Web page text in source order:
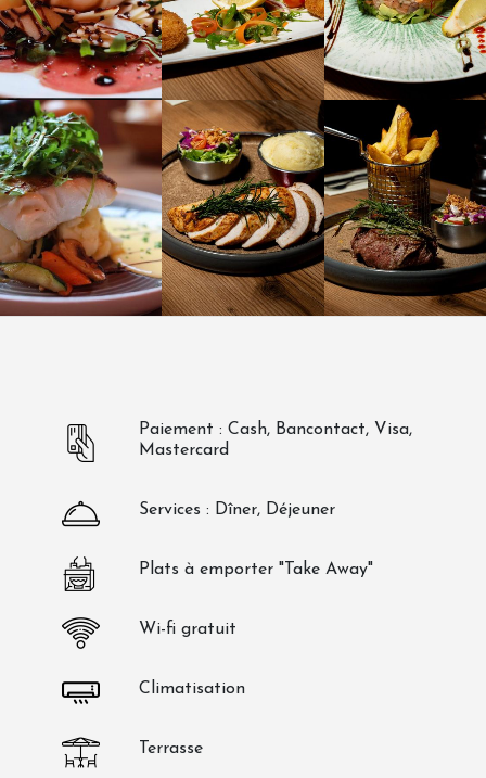
Paiement : Cash, Bancontact, Visa,
Mastercard
Services : Dîner, Déjeuner
Plats à emporter "Take Away"
Wi-fi gratuit
Climatisation
Terrasse